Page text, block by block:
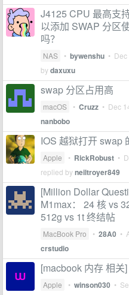
J4125 CPU 最高支
以添加 SWAP 分区
吗？
NAS • bywenshu •
bydaxuxu
swap 分区占用高
macOS • Cruzz • Dec
nanbobo
IOS 越狱打开 swap
Apple • RickRobust •
replied byneiltroyer849
[Million Dollar
M1max： 24 核 vs
512g vs 1t 终结帖
MacBook Pro • 28A0 •
crstudio
[macbook 内存 相
Apple • winson030 •